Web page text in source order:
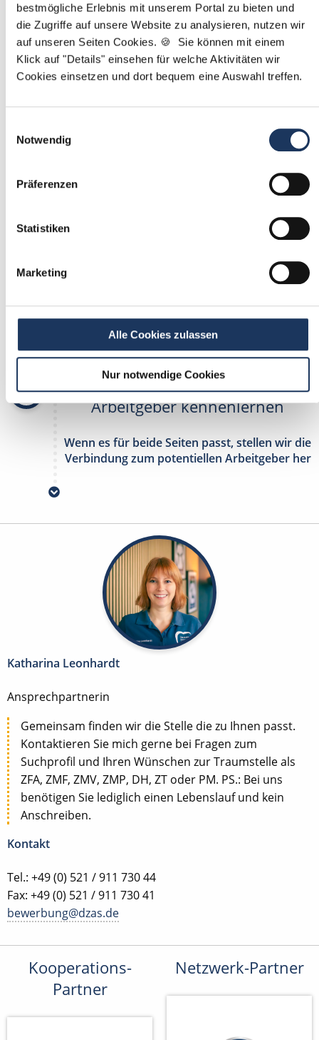
bestmögliche Erlebnis mit unserem Portal zu bieten und
die Zugriffe auf unsere Website zu analysieren, nutzen wir
auf unseren Seiten Cookies. 🍪 Sie können mit einem
Klick auf "Details" einsehen für welche Aktivitäten wir
Cookies einsetzen und dort bequem eine Auswahl treffen.
Notwendig
Präferenzen
Statistiken
Marketing
Alle Cookies zulassen
Nur notwendige Cookies
Schon Stellenanfrage abgesendet? Dann passen Siehier
Ihre Angaben für die Stellensuche an.
Mit*markierte Felder sind Pflichtfelder
Passende Stellenangebote
stetig neue Stellenangebote erhalten
ohne selbst zu suchen
3
Arbeitgeber kennenlernen
Wenn es für beide Seiten passt, stellen wir die
Verbindung zum potentiellen Arbeitgeber her
Katharina Leonhardt
Ansprechpartnerin
Gemeinsam finden wir die Stelle die zu Ihnen passt.
Kontaktieren Sie mich gerne bei Fragen zum
Suchprofil und Ihren Wünschen zur Traumstelle als
ZFA, ZMF, ZMV, ZMP, DH, ZT oder PM. PS.: Bei uns
benötigen Sie lediglich einen Lebenslauf und kein
Anschreiben.
Kontakt
Tel.: +49 (0) 521 / 911 730 44
Fax: +49 (0) 521 / 911 730 41
bewerbung@dzas.de
Kooperations-
Partner
Netzwerk-Partner